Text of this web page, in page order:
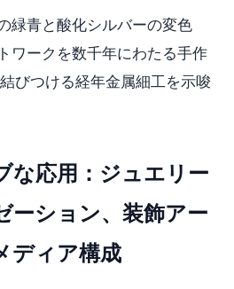
緑青と酸化シルバーの変色
ワークを数千年にわたる手作
びつける経年金属細工を示唆
な応用：ジュエリー
ーション、装飾アー
ディア構成